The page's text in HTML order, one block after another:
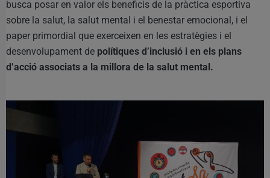
busca posar en valor els beneficis de la pràctica esportiva
sobre la salut, la salut mental i el benestar emocional, i el
paper primordial que exerceixen en les estratègies i el
desenvolupament de polítiques d’inclusió i en els plans
d’acció associats a la millora de la salut mental.